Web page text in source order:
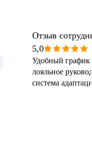
Отзыв
5,0
Удобный график
лояльное
система